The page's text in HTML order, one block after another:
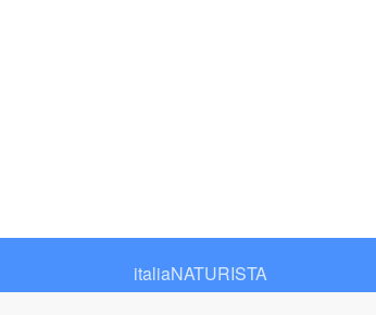
italiaNATURISTA
Editore e Redazione